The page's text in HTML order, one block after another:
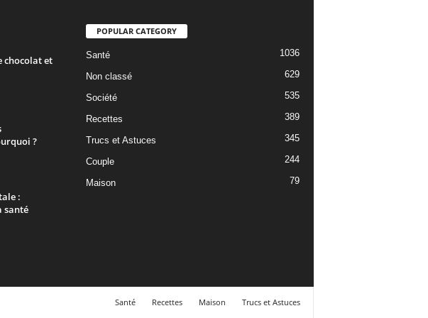
chocolat et
?
:
santé
POPULAR CATEGORY
Santé 1036
Non classé 629
Société 535
Recettes 389
Trucs et Astuces 345
Couple 244
Maison 79
Santé Recettes Maison Trucs et Astuces